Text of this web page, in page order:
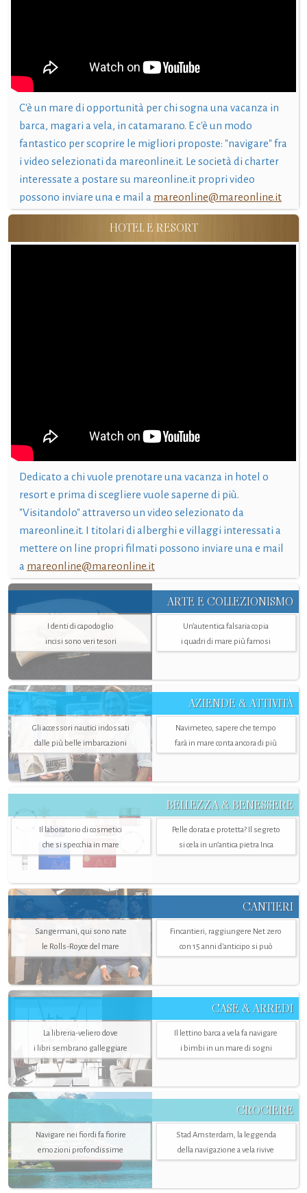
C'è un mare di opportunità per chi sogna una vacanza in
barca, magari a vela, in catamarano. E c'è un modo
fantastico per scoprire le migliori proposte: "navigare" fra
i video selezionati da mareonline.it. Le società di charter
interessate a postare su mareonline.it propri video
possono inviare una e mail a mareonline@mareonline.it
HOTEL E RESORT
Dedicato a chi vuole prenotare una vacanza in hotel o
resort e prima di scegliere vuole saperne di più.
"Visitandolo" attraverso un video selezionato da
mareonline.it. I titolari di alberghi e villaggi interessati a
mettere on line propri filmati possono inviare una e mail
a mareonline@mareonline.it
ARTE E COLLEZIONISMO
I denti di capodoglio
incisi sono veri tesori
Un’autentica falsaria copia
i quadri di mare più famosi
AZIENDE & ATTIVITÀ
Gli accessori nautici indossati
dalle più belle imbarcazioni
Navimeteo, sapere che tempo
farà in mare conta ancora di più
BELLEZZA & BENESSERE
Il laboratorio di cosmetici
che si specchia in mare
Pelle dorata e protetta? Il segreto
si cela in un’antica pietra Inca
CANTIERI
Sangermani, qui sono nate
le Rolls-Royce del mare
Fincantieri, raggiungere Net zero
con 15 anni d'anticipo si può
CASE & ARREDI
La libreria-veliero dove
i libri sembrano galleggiare
Il lettino barca a vela fa navigare
i bimbi in un mare di sogni
CROCIERE
Navigare nei fiordi fa fiorire
emozioni profondissime
Stad Amsterdam, la leggenda
della navigazione a vela rivive